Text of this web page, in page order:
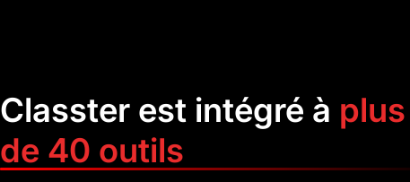
Classter est intégré à plus
de 40 outils